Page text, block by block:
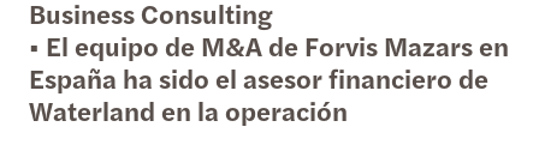
Business Consulting
• El equipo de M&A de Forvis Mazars en
España ha sido el asesor financiero de
Waterland en la operación